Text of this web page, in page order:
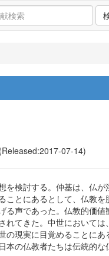
07-14)
検討する。仲基は、仏
とにあるとして、仏教
声であった。仏教的価
てきた。中世において
現実に目覚めることに
の仏教者たちは伝統的